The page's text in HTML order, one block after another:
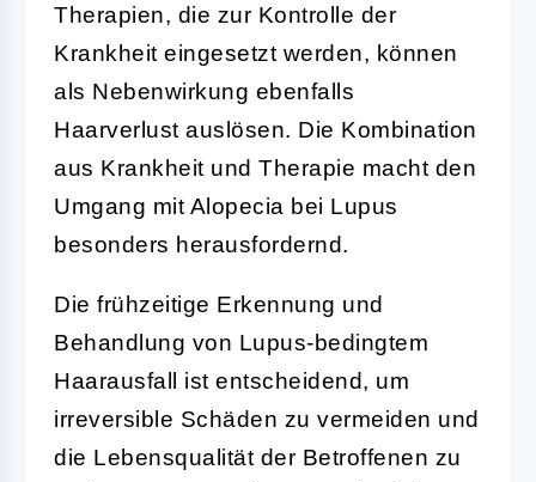
Therapien, die zur Kontrolle der
Krankheit eingesetzt werden, können
als Nebenwirkung ebenfalls
Haarverlust auslösen. Die Kombination
aus Krankheit und Therapie macht den
Umgang mit Alopecia bei Lupus
besonders herausfordernd.
Die frühzeitige Erkennung und
Behandlung von Lupus-bedingtem
Haarausfall ist entscheidend, um
irreversible Schäden zu vermeiden und
die Lebensqualität der Betroffenen zu